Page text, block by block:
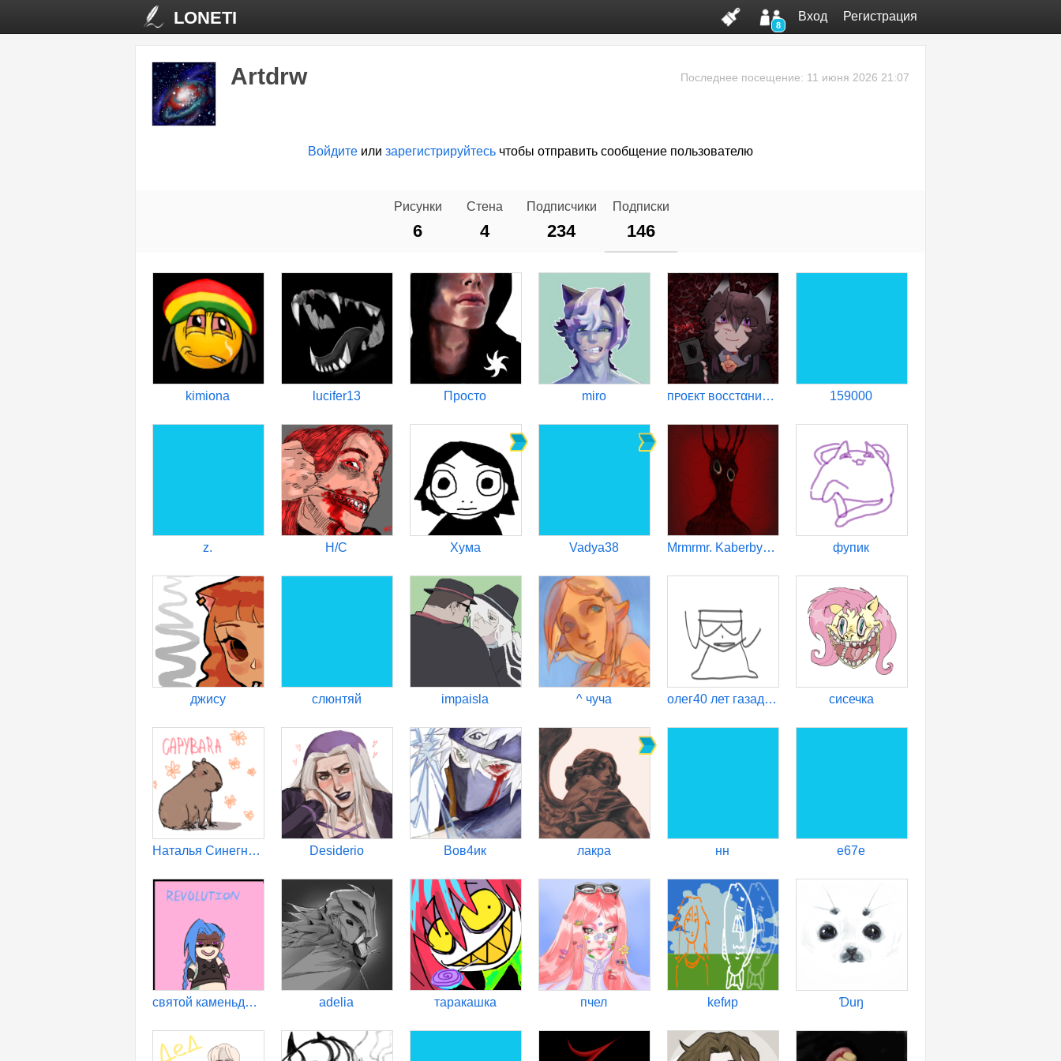
LONETI 8
Вход Регистрация
Artdrw Последнее посещение: 11 июня 2026 21:07
Войдите или зарегистрируйтесь чтобы отправить сообщение пользователю
Рисунки
6
Стена
4
Подписчики
234
Подписки
146
kimiona lucifer13 Просто miro пᴘоᴇкт восстαния своҕоды 159000
z. H/C Хума Vadya38 Mrmrmr. Kaberbyllung фупик
джису слюнтяй impaisla ^ чуча олег40 лет газад фисташки сисечка
Наталья Синегнойная Палка Desiderio Вов4ик лакра нн е67е
святой каменьдвал adelia таракашка пчел kеfир Ɗuŋ